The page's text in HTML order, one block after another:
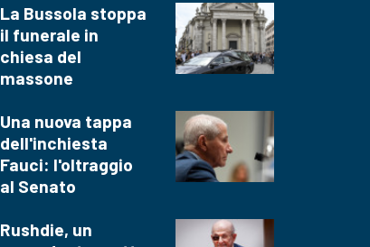
La Bussola stoppa
il funerale in
chiesa del
massone
Una nuova tappa
dell'inchiesta
Fauci: l'oltraggio
al Senato
Rushdie, un